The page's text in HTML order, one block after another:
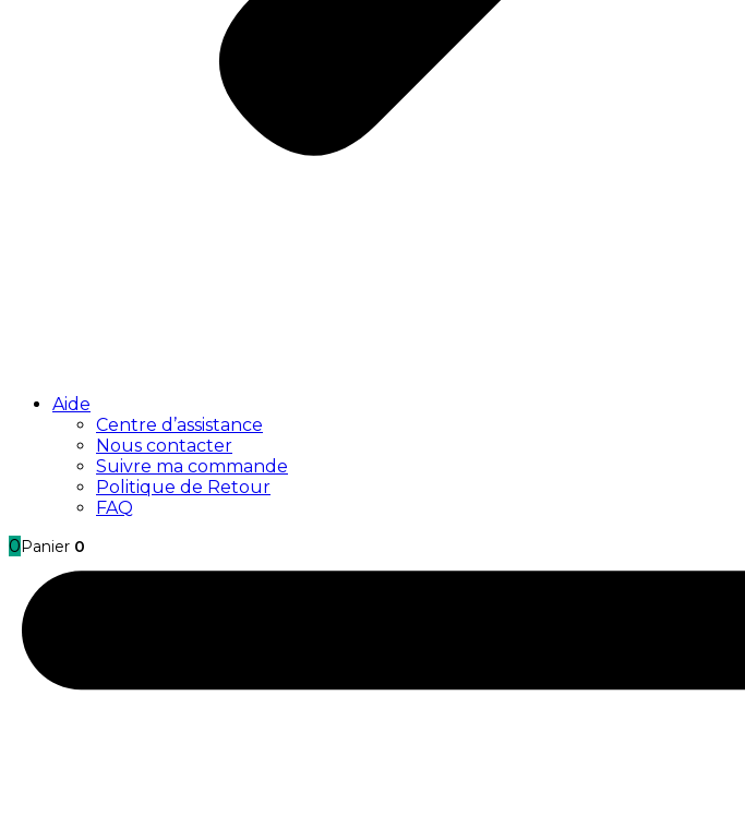
Aide
Centre d’assistance
Nous contacter
Suivre ma commande
Politique de Retour
FAQ
0 Panier 0